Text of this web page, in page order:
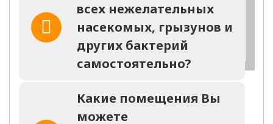
Отправка заявки ни к чему не обязыват,
всех нежелательных
насекомых, грызунов и
других бактерий
самостоятельно?
Какие помещения Вы
можете